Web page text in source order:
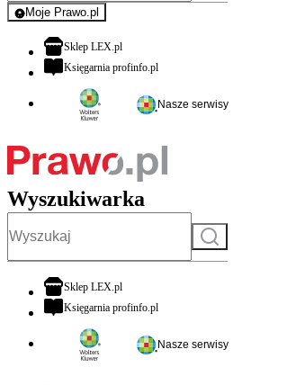
Moje Prawo.pl
- rejestracja i logowanie do serwisu
Sklep LEX.plotwiera się w nowej karcie
Księgarnia profinfo.plotwiera się w nowej karcie
Nasze serwisy
Wyszukiwarka
Szukaj
Sklep LEX.plotwiera się w nowej karcie
Księgarnia profinfo.plotwiera się w nowej karcie
Nasze serwisy